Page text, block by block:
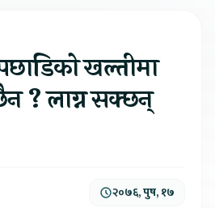
खल्तीमा
? लाग्न सक्छन्
२०७६, पुष, १७